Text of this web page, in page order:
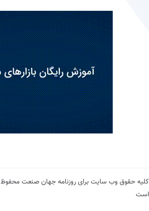
کلیه حقوق وب سایت برای روزنامه جهان صنعت محفوظ
است